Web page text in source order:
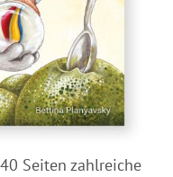
Seiten zahlreiche